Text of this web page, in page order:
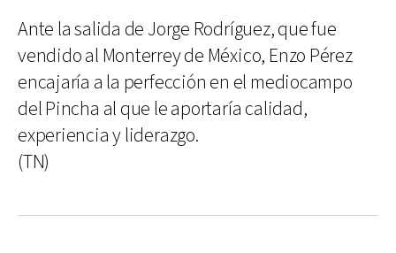
Ante la salida de Jorge Rodríguez, que fue
vendido al Monterrey de México, Enzo Pérez
encajaría a la perfección en el mediocampo
del Pincha al que le aportaría calidad,
experiencia y liderazgo.
(TN)